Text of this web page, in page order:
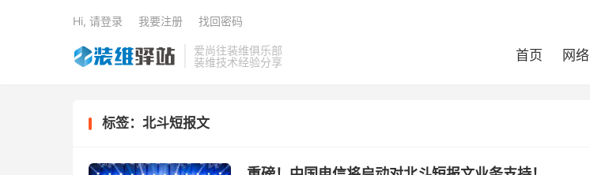
爱尚往装维俱乐部
装维技术经验分享
首页 网络
Hi, 请登录 我要注册 找回密码
标签：北斗短报文